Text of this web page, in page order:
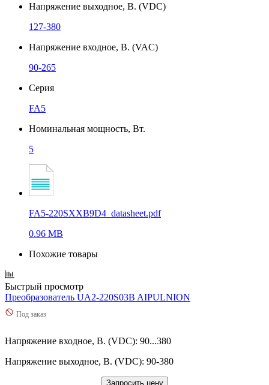
Напряжение выходное, В. (VDC)
127-380
Напряжение входное, В. (VAC)
90-265
Серия
FA5
Номинальная мощность, Вт.
5
FA5-220SXXB9D4_datasheet.pdf
0.96 MB
Похожие товары
Быстрый просмотр
Преобразователь UA2-220S03B AIPULNION
Под заказ
Напряжение входное, В. (VDC): 90...380
Напряжение выходное, В. (VDC): 90-380
Запросить цену